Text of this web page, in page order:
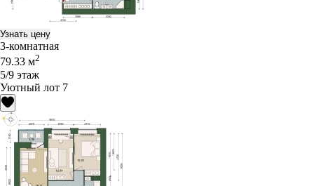
Узнать цену
3-комнатная
79.33 м2
5/9 этаж
Уютный лот 7